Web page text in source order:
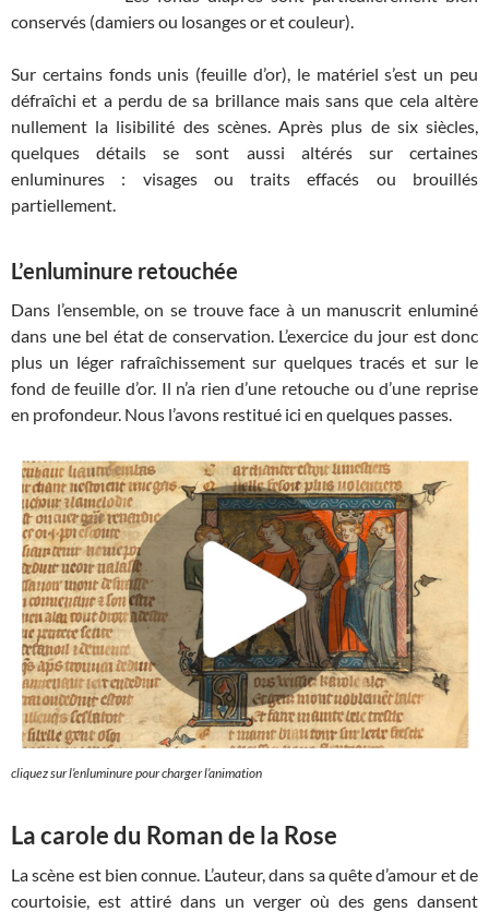
conservés (damiers ou losanges or et couleur).
Sur certains fonds unis (feuille d’or), le matériel s’est un peu
défraîchi et a perdu de sa brillance mais sans que cela altère
nullement la lisibilité des scènes. Après plus de six siècles,
quelques détails se sont aussi altérés sur certaines
enluminures : visages ou traits effacés ou brouillés
partiellement.
L’enluminure retouchée
Dans l’ensemble, on se trouve face à un manuscrit enluminé
dans une bel état de conservation. L’exercice du jour est donc
plus un léger rafraîchissement sur quelques tracés et sur le
fond de feuille d’or. Il n’a rien d’une retouche ou d’une reprise
en profondeur. Nous l’avons restitué ici en quelques passes.
cliquez sur l’enluminure pour charger l’animation
La carole du Roman de la Rose
La scène est bien connue. L’auteur, dans sa quête d’amour et de
courtoisie, est attiré dans un verger où des gens dansent